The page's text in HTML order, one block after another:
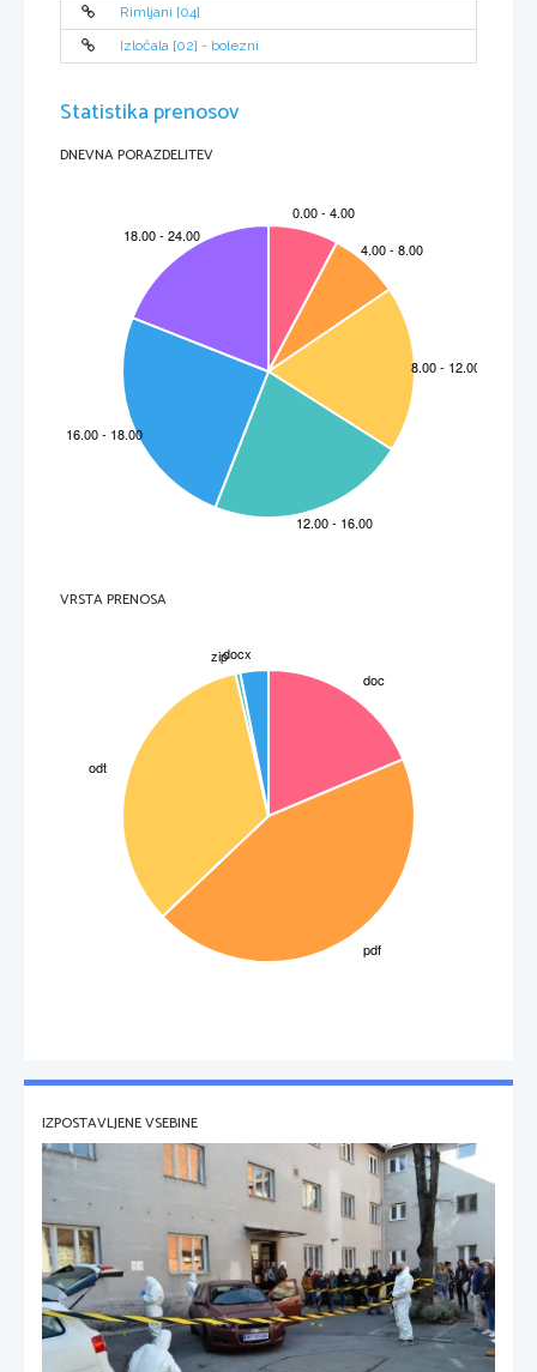
Evrope ni vidno.
Rimljani [04]
Izločala [02] - bolezni
Statistika prenosov
DNEVNA PORAZDELITEV
VRSTA PRENOSA
IZPOSTAVLJENE VSEBINE